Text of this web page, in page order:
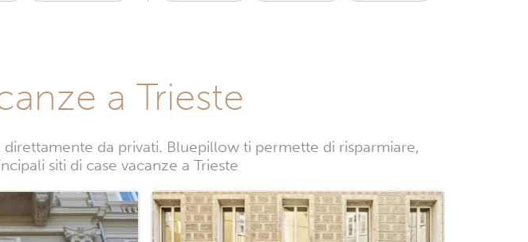
a Trieste
da privati. Bluepillow ti permette di risparmiare,
siti di case vacanze a Trieste